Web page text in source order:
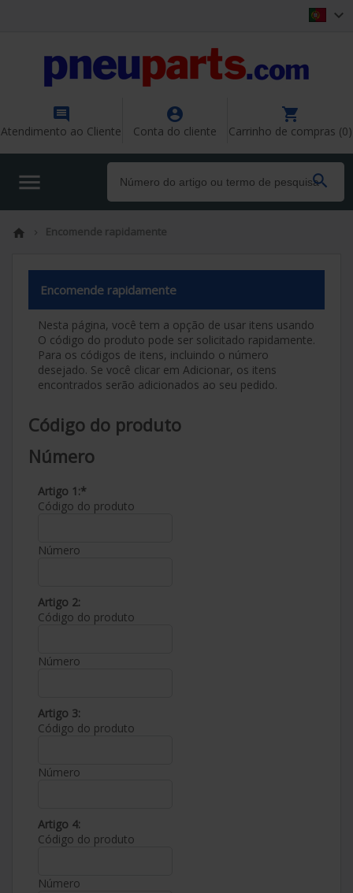


Atendimento ao Cliente

Conta do cliente

Carrinho de compras (0)
 
  Encomende rapidamente
Encomende rapidamente
Nesta página, você tem a opção de usar itens usando
O código do produto pode ser solicitado rapidamente.
Para os códigos de itens, incluindo o número
desejado. Se você clicar em Adicionar, os itens
encontrados serão adicionados ao seu pedido.
Código do produto
Número
Artigo 1:*
Código do produto
Número
Artigo 2:
Código do produto
Número
Artigo 3:
Código do produto
Número
Artigo 4:
Código do produto
Número